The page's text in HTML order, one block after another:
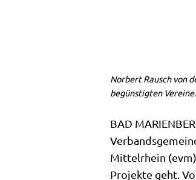
Norbert Rausch von
begünstigten Vereine.
BAD
Mittelrhein
Projekte geht.